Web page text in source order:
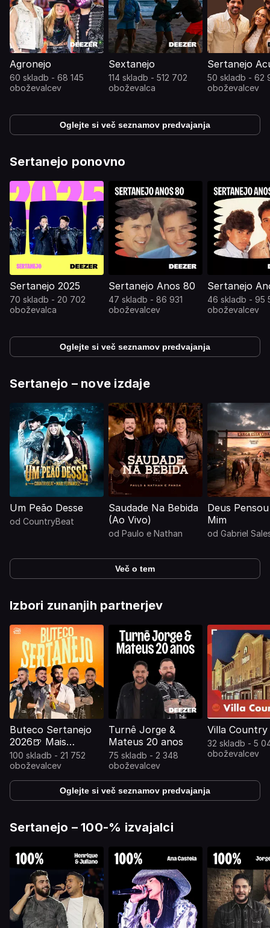
Agronejo
60 skladb - 68 145
oboževalcev
Sextanejo
114 skladb - 512 702
oboževalca
Sertanejo
50 skladb - 62
oboževalcev
Oglejte si več seznamov predvajanja
Sertanejo ponovno
Sertanejo 2025
70 skladb - 20 702
oboževalca
Sertanejo Anos 80
47 skladb - 86 931
oboževalcev
Sertanejo
46 skladb - 95
oboževalcev
Oglejte si več seznamov predvajanja
Sertanejo – nove izdaje
Um Peão Desse
od CountryBeat
Saudade Na Bebida
(Ao Vivo)
od Paulo e Nathan
Deus
Mim
od Gabriel
Več o tem
Izbori zunanjih partnerjev
Buteco Sertanejo
2026🍺 Mais
Tocadas | Sertanejo
At
100 skladb - 21 752
oboževalcev
Turnê Jorge &
Mateus 20 anos
75 skladb - 2 348
oboževalcev
Villa Country
32 skladb - 5
oboževalcev
Oglejte si več seznamov predvajanja
Sertanejo – 100-% izvajalci